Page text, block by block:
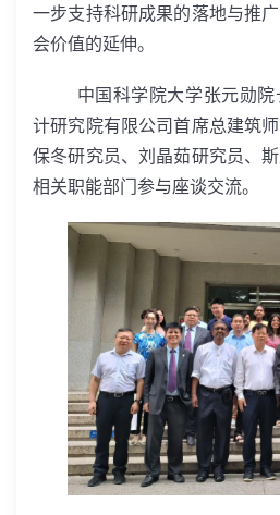
一步支持科研成果的落地与推
会价值的延伸。
中国科学院大学张元勋
计研究院有限公司首席总建筑
保冬研究员、刘晶茹研究员、
相关职能部门参与座谈交流。